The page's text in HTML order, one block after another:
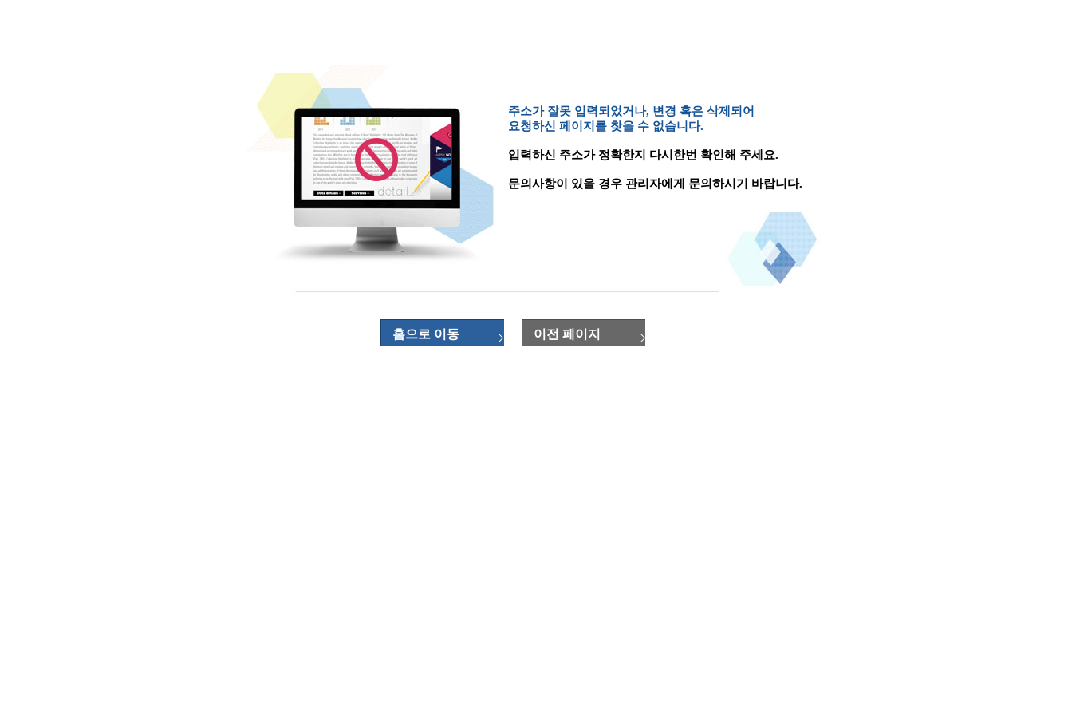
주소가 잘못 입력되었거나, 변경 혹은 삭제되어
요청하신 페이지를 찾을 수 없습니다.
입력하신 주소가 정확한지 다시한번 확인해 주세요.
문의사항이 있을 경우 관리자에게 문의하시기 바랍니다.
홈으로 이동 이전 페이지